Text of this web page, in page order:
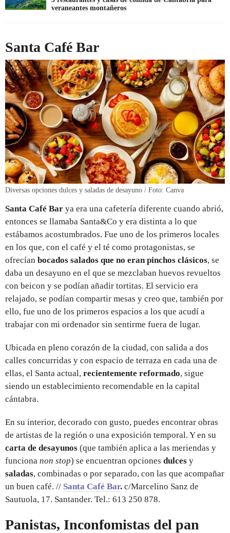
veraneantes montañeros
Santa Café Bar
Diversas opciones dulces y saladas de desayuno / Foto: Canva
Santa Café Bar ya era una cafetería diferente cuando abrió,
entonces se llamaba Santa&Co y era distinta a lo que
estábamos acostumbrados. Fue uno de los primeros locales
en los que, con el café y el té como protagonistas, se
ofrecían bocados salados que no eran pinchos clásicos, se
daba un desayuno en el que se mezclaban huevos revueltos
con beicon y se podían añadir tortitas. El servicio era
relajado, se podían compartir mesas y creo que, también por
ello, fue uno de los primeros espacios a los que acudí a
trabajar con mi ordenador sin sentirme fuera de lugar.
Ubicada en pleno corazón de la ciudad, con salida a dos
calles concurridas y con espacio de terraza en cada una de
ellas, el Santa actual, recientemente reformado, sigue
siendo un establecimiento recomendable en la capital
cántabra.
En su interior, decorado con gusto, puedes encontrar obras
de artistas de la región o una exposición temporal. Y en su
carta de desayunos (que también aplica a las meriendas y
funciona non stop) se encuentran opciones dulces y
saladas, combinadas o por separado, con las que acompañar
un buen café. // Santa Café Bar. c/Marcelino Sanz de
Sautuola, 17. Santander. Tel.: 613 250 878.
Panistas, Inconfomistas del pan